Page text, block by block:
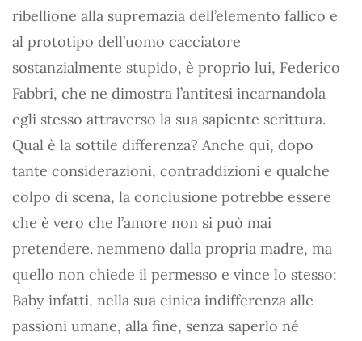
ribellione alla supremazia dell’elemento fallico e
al prototipo dell’uomo cacciatore
sostanzialmente stupido, è proprio lui, Federico
Fabbri, che ne dimostra l’antitesi incarnandola
egli stesso attraverso la sua sapiente scrittura.
Qual è la sottile differenza? Anche qui, dopo
tante considerazioni, contraddizioni e qualche
colpo di scena, la conclusione potrebbe essere
che è vero che l’amore non si può mai
pretendere. nemmeno dalla propria madre, ma
quello non chiede il permesso e vince lo stesso:
Baby infatti, nella sua cinica indifferenza alle
passioni umane, alla fine, senza saperlo né